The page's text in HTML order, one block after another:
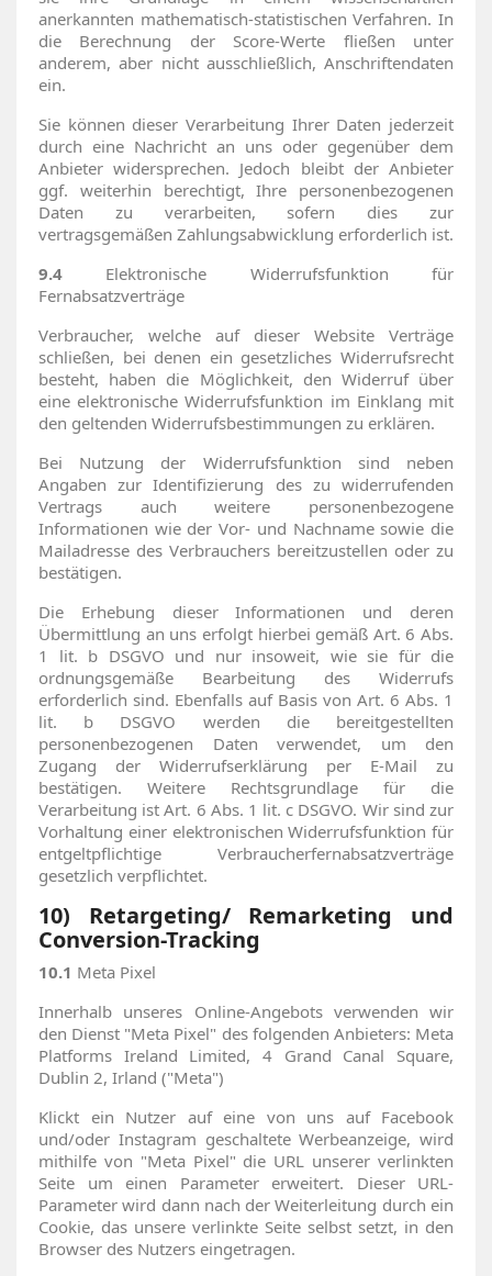
anerkannten mathematisch-statistischen Verfahren. In
die Berechnung der Score-Werte fließen unter
anderem, aber nicht ausschließlich, Anschriftendaten
ein.
Sie können dieser Verarbeitung Ihrer Daten jederzeit
durch eine Nachricht an uns oder gegenüber dem
Anbieter widersprechen. Jedoch bleibt der Anbieter
ggf. weiterhin berechtigt, Ihre personenbezogenen
Daten zu verarbeiten, sofern dies zur
vertragsgemäßen Zahlungsabwicklung erforderlich ist.
9.4 Elektronische Widerrufsfunktion für
Fernabsatzverträge
Verbraucher, welche auf dieser Website Verträge
schließen, bei denen ein gesetzliches Widerrufsrecht
besteht, haben die Möglichkeit, den Widerruf über
eine elektronische Widerrufsfunktion im Einklang mit
den geltenden Widerrufsbestimmungen zu erklären.
Bei Nutzung der Widerrufsfunktion sind neben
Angaben zur Identifizierung des zu widerrufenden
Vertrags auch weitere personenbezogene
Informationen wie der Vor- und Nachname sowie die
Mailadresse des Verbrauchers bereitzustellen oder zu
bestätigen.
Die Erhebung dieser Informationen und deren
Übermittlung an uns erfolgt hierbei gemäß Art. 6 Abs.
1 lit. b DSGVO und nur insoweit, wie sie für die
ordnungsgemäße Bearbeitung des Widerrufs
erforderlich sind. Ebenfalls auf Basis von Art. 6 Abs. 1
lit. b DSGVO werden die bereitgestellten
personenbezogenen Daten verwendet, um den
Zugang der Widerrufserklärung per E-Mail zu
bestätigen. Weitere Rechtsgrundlage für die
Verarbeitung ist Art. 6 Abs. 1 lit. c DSGVO. Wir sind zur
Vorhaltung einer elektronischen Widerrufsfunktion für
entgeltpflichtige Verbraucherfernabsatzverträge
gesetzlich verpflichtet.
10) Retargeting/ Remarketing und
Conversion-Tracking
10.1 Meta Pixel
Innerhalb unseres Online-Angebots verwenden wir
den Dienst "Meta Pixel" des folgenden Anbieters: Meta
Platforms Ireland Limited, 4 Grand Canal Square,
Dublin 2, Irland ("Meta")
Klickt ein Nutzer auf eine von uns auf Facebook
und/oder Instagram geschaltete Werbeanzeige, wird
mithilfe von "Meta Pixel" die URL unserer verlinkten
Seite um einen Parameter erweitert. Dieser URL-
Parameter wird dann nach der Weiterleitung durch ein
Cookie, das unsere verlinkte Seite selbst setzt, in den
Browser des Nutzers eingetragen.